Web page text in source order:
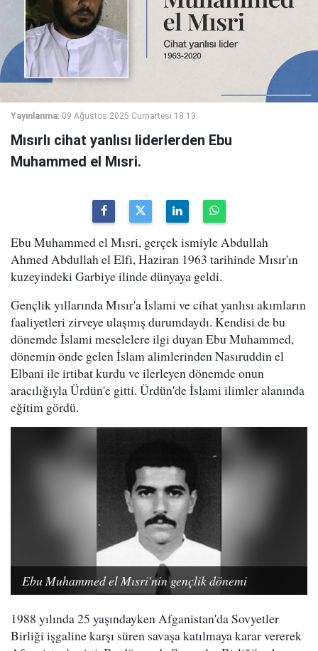
Yayınlanma: 09 Ağustos 2025 Cumartesi 18:13
Mısırlı cihat yanlısı liderlerden Ebu
Muhammed el Mısri.
Ebu Muhammed el Mısri, gerçek ismiyle Abdullah
Ahmed Abdullah el Elfi, Haziran 1963 tarihinde Mısır'ın
kuzeyindeki Garbiye ilinde dünyaya geldi.
Gençlik yıllarında Mısır'a İslami ve cihat yanlısı akımların
faaliyetleri zirveye ulaşmış durumdaydı. Kendisi de bu
dönemde İslami meselelere ilgi duyan Ebu Muhammed,
dönemin önde gelen İslam alimlerinden Nasıruddin el
Elbani ile irtibat kurdu ve ilerleyen dönemde onun
aracılığıyla Ürdün'e gitti. Ürdün'de İslami ilimler alanında
eğitim gördü.
Ebu Muhammed el Mısri'nin gençlik dönemi
1988 yılında 25 yaşındayken Afganistan'da Sovyetler
Birliği işgaline karşı süren savaşa katılmaya karar vererek